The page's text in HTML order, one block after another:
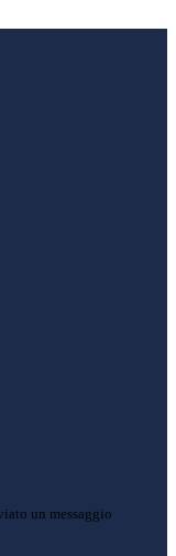
un messaggio